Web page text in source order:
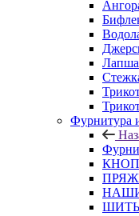
Лапша
Фурнитура